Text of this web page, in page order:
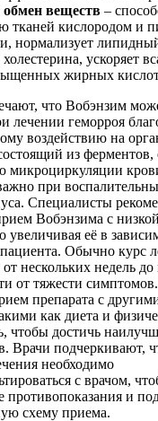
веществ –
тканей кислородом и
нормализует
ускоряет
жирных
что Вобэнзим
лечении геморроя
воздействию на
из ферментов,
микроциркуляции
при
Специалисты
Вобэнзима с
увеличивая её в
Обычно курс
от нескольких недель до
от тяжести
препарата с
как диета и
чтобы достичь
Врачи подчеркивают,
необходимо
с врачом,
и
схему приема.